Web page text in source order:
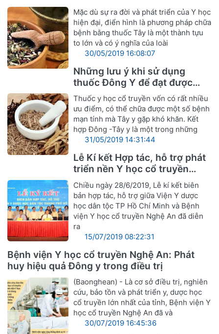
Mặc dù sự ra đời và phát triển của Y học
hiện đại, điển hình là phương pháp chữa
bệnh bằng thuốc Tây là một thành tựu
to lớn và có ý nghĩa của loài
30/05/2019 16:08:07
Những lưu ý khi sử dụng
thuốc Đông Y để đạt được
hiệu quả tốt nhất
Thuốc y học cổ truyền vốn có rất nhiều
ưu điểm, có thể chữa được một số bệnh
mạn tính mà Tây y gặp khó khăn. Kết
hợp Đông -Tây y là một trong những
31/05/2019 14:31:44
Lễ Kí kết Hợp tác, hỗ trợ phát
triển nền Y học cổ truyền
Nghệ An
Chiều ngày 28/6/2019, Lễ kí kết biên
bản hợp tác, hỗ trợ giữa Viện Y dược
học dân tộc TP Hồ Chí Minh và Bệnh
viện Y học cổ truyền Nghệ An đã diễn
ra
15/07/2019 08:22:31
Bệnh viện Y học cổ truyền Nghệ An: Phát
huy hiệu quả Đông y trong điều trị
(Baonghean) - Là cơ sở điều trị, nghiên
cứu, bảo tồn và phát triển y, dược học
cổ truyền lớn nhất của tỉnh, Bệnh viện Y
học cổ truyền Nghệ An đã và
30/07/2019 16:45:36